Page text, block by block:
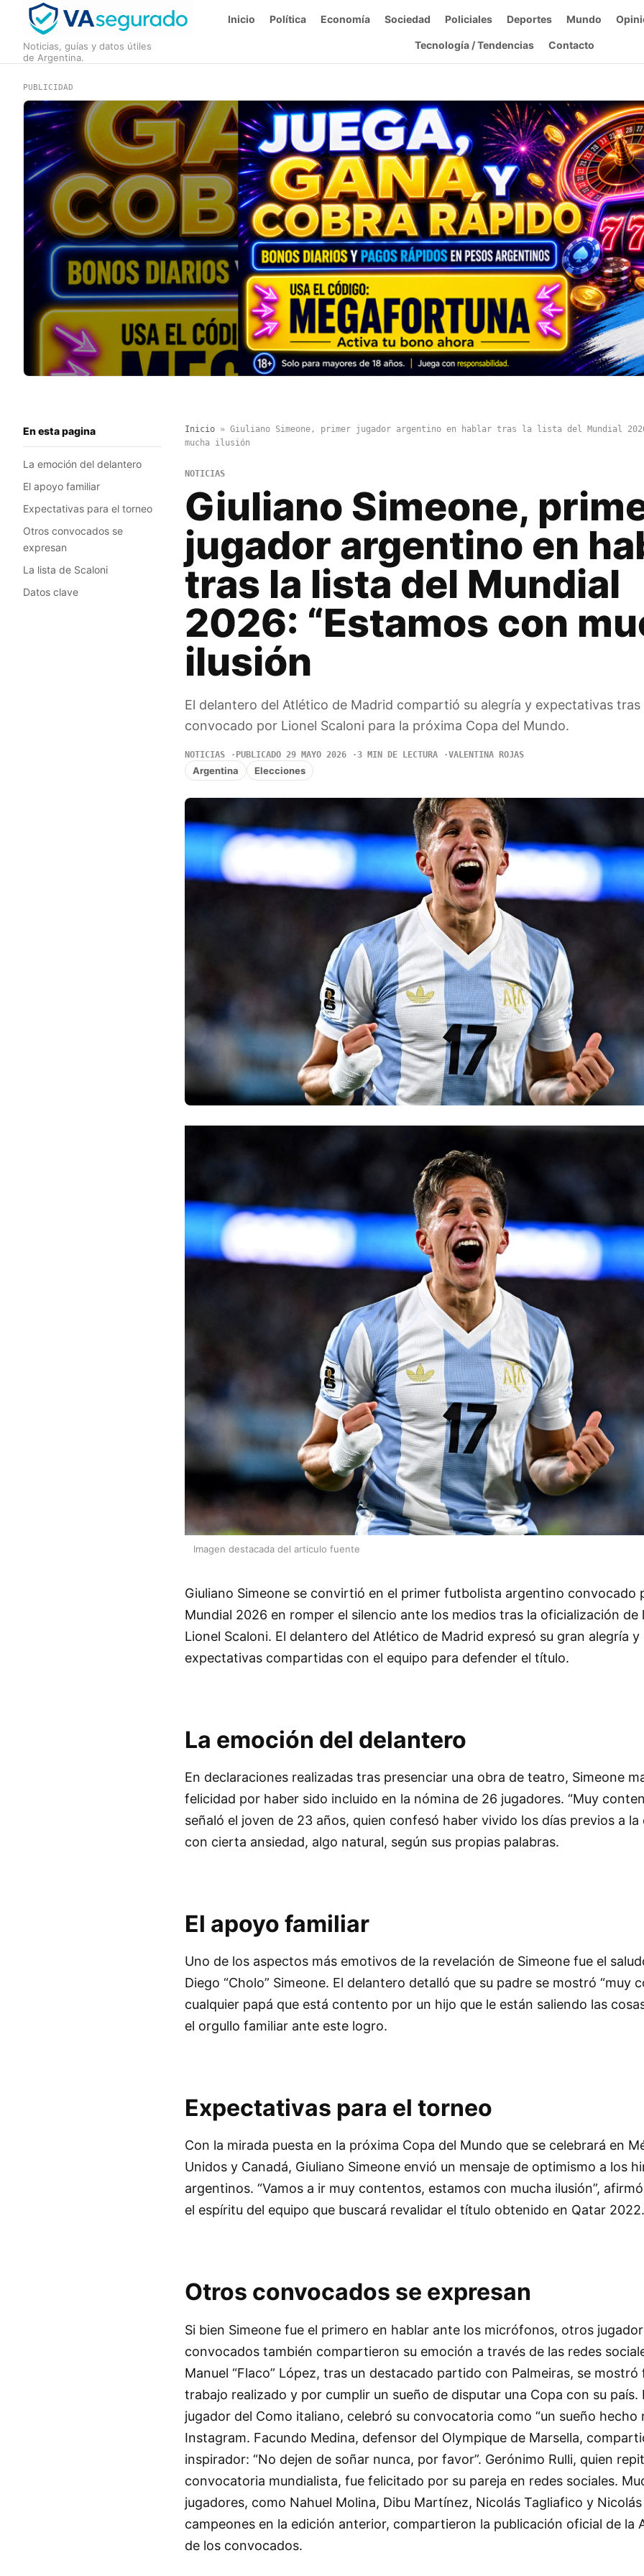
Noticias, guías y datos útiles
de Argentina.
Inicio Política Economía Sociedad Policiales Deportes Mundo
Tecnología / Tendencias Contacto
PUBLICIDAD
En esta pagina
La emoción del delantero
El apoyo familiar
Expectativas para el torneo
Otros convocados se
expresan
La lista de Scaloni
Datos clave
Inicio» Giuliano Simeone, primer jugador argentino en hablar tras la lista del Mundial
mucha ilusión
NOTICIAS
Giuliano Simeone,
jugador argentino en
tras la lista del Mundial
2026: “Estamos con
ilusión
El delantero del Atlético de Madrid compartió su alegría y expectativas tras
convocado por Lionel Scaloni para la próxima Copa del Mundo.
NOTICIAS PUBLICADO 29 MAYO 2026 3 MIN DE LECTURA VALENTINA ROJAS
Argentina Elecciones
Imagen destacada del articulo fuente
Giuliano Simeone se convirtió en el primer futbolista argentino convocado
Mundial 2026 en romper el silencio ante los medios tras la oficialización de
Lionel Scaloni. El delantero del Atlético de Madrid expresó su gran alegría y
expectativas compartidas con el equipo para defender el título.
La emoción del delantero
En declaraciones realizadas tras presenciar una obra de teatro, Simeone
felicidad por haber sido incluido en la nómina de 26 jugadores. “Muy
señaló el joven de 23 años, quien confesó haber vivido los días previos a
con cierta ansiedad, algo natural, según sus propias palabras.
El apoyo familiar
Uno de los aspectos más emotivos de la revelación de Simeone fue el
Diego “Cholo” Simeone. El delantero detalló que su padre se mostró “muy
cualquier papá que está contento por un hijo que le están saliendo las
el orgullo familiar ante este logro.
Expectativas para el torneo
Con la mirada puesta en la próxima Copa del Mundo que se celebrará en
Unidos y Canadá, Giuliano Simeone envió un mensaje de optimismo a los
argentinos. “Vamos a ir muy contentos, estamos con mucha ilusión”,
el espíritu del equipo que buscará revalidar el título obtenido en Qatar 2022.
Otros convocados se expresan
Si bien Simeone fue el primero en hablar ante los micrófonos, otros
convocados también compartieron su emoción a través de las redes
Manuel “Flaco” López, tras un destacado partido con Palmeiras, se mostró
trabajo realizado y por cumplir un sueño de disputar una Copa con su país.
jugador del Como italiano, celebró su convocatoria como “un sueño hecho
Instagram. Facundo Medina, defensor del Olympique de Marsella,
inspirador: “No dejen de soñar nunca, por favor”. Gerónimo Rulli, quien
convocatoria mundialista, fue felicitado por su pareja en redes sociales.
jugadores, como Nahuel Molina, Dibu Martínez, Nicolás Tagliafico y
campeones en la edición anterior, compartieron la publicación oficial de la
de los convocados.